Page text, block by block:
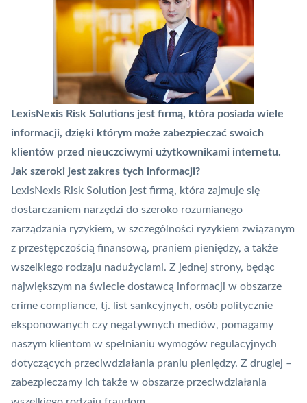
LexisNexis Risk Solutions jest firmą, która posiada wiele
informacji, dzięki którym może zabezpieczać swoich
klientów przed nieuczciwymi użytkownikami internetu.
Jak szeroki jest zakres tych informacji?
LexisNexis Risk Solution jest firmą, która zajmuje się
dostarczaniem narzędzi do szeroko rozumianego
zarządzania ryzykiem, w szczególności ryzykiem związanym
z przestępczością finansową, praniem pieniędzy, a także
wszelkiego rodzaju nadużyciami. Z jednej strony, będąc
największym na świecie dostawcą informacji w obszarze
crime compliance, tj. list sankcyjnych, osób politycznie
eksponowanych czy negatywnych mediów, pomagamy
naszym klientom w spełnianiu wymogów regulacyjnych
dotyczących przeciwdziałania praniu pieniędzy. Z drugiej –
zabezpieczamy ich także w obszarze przeciwdziałania